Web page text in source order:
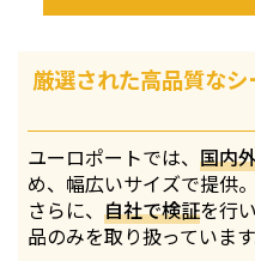
厳選された高品質な
ユーロポートでは、国内
め、幅広いサイズで提供。
さらに、自社で検証を行
品のみを取り扱っています